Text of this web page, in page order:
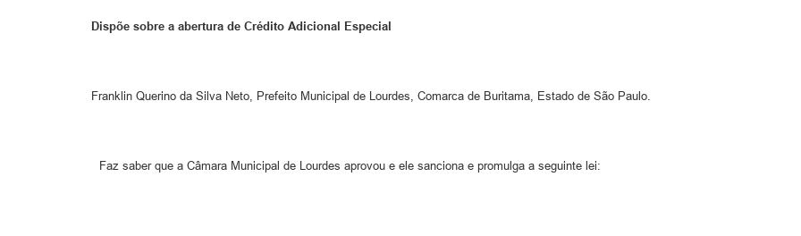
Dispõe sobre a abertura de Crédito Adicional Especial
Franklin Querino da Silva Neto, Prefeito Municipal de Lourdes, Comarca de Buritama, Estado de São Paulo.
Faz saber que a Câmara Municipal de Lourdes aprovou e ele sanciona e promulga a seguinte lei: